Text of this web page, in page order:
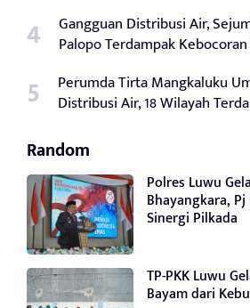
Gangguan Distribusi Air,
Palopo Terdampak
Perumda Tirta Mangkaluku
Distribusi Air, 18 Wilayah
Random
Polres Luwu
Bhayangkara,
Sinergi Pilkada
TP-PKK Luwu
Bayam dari